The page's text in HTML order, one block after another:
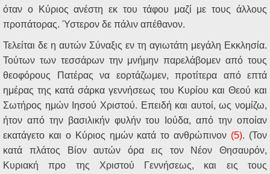
όταν ο Κύριος ανέστη εκ του τάφου μαζί με τους άλλους
προπάτορας. Ύστερον δε πάλιν απέθανον.
Τελείται δε η αυτών Σύναξις εν τη αγιωτάτη μεγάλη Εκκλησία.
Τούτων των τεσσάρων την μνήμην παρελάβομεν από τους
θεοφόρους Πατέρας να εορτάζωμεν, προτίτερα από επτά
ημέρας της κατά σάρκα γεννήσεως του Κυρίου και Θεού και
Σωτήρος ημών Ιησού Χριστού. Επειδή και αυτοί, ως νομίζω,
ήτον από την βασιλικήν φυλήν του Ιούδα, από την οποίαν
εκατάγετο και ο Κύριος ημών κατά το ανθρώπινον (5). (Τον
κατά πλάτος Βίον αυτών όρα εις τον Νέον Θησαυρόν,
Κυριακή προ της Χριστού Γεννήσεως, και εις τους